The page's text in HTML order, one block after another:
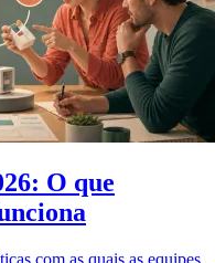
O que